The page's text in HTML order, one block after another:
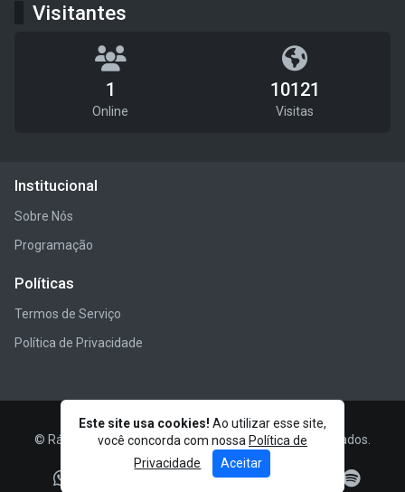
Visitantes
1
Online
10121
Visitas
Institucional
Sobre Nós
Programação
Políticas
Termos de Serviço
Política de Privacidade
© RádioBS - V5.0.3 - Rebuild - Todos os direitos reservados.
Este site usa cookies! Ao utilizar esse site,
você concorda com nossa Política de
Privacidade
Aceitar